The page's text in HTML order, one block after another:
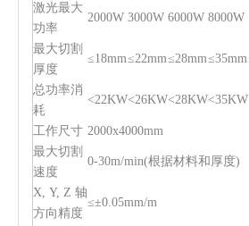
激光最大
功率
2000W 3000W 6000W 8000W
最大切割
厚度
≤18mm≤22mm≤28mm≤35mm
总功率消
耗
<22KW<26KW<28KW<35KW
工作尺寸 2000x4000mm
最大切割
速度
0-30m/min(根据材料和厚度)
X, Y, Z 轴
方向精度
≤±0.05mm/m